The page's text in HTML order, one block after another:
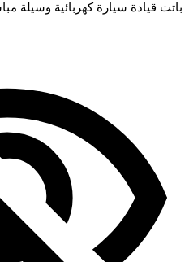
باتت قيادة سيارة كهربائية وسيلة